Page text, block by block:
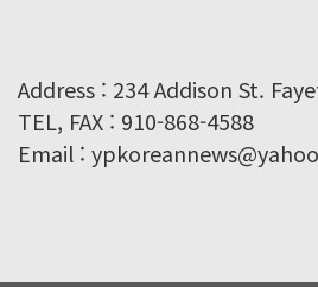
Address : 234 Addison St.
TEL, FAX : 910-868-4588
Email :